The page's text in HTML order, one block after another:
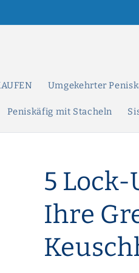
Umgekehrter
Peniskäfig mit Stacheln
5
Ihre